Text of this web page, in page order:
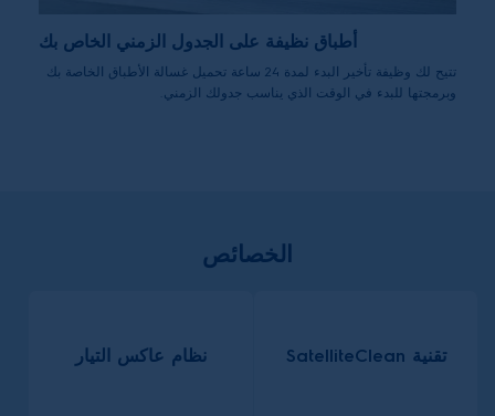
أطباق نظيفة على الجدول الزمني الخاص بك
تتيح لك وظيفة تأخير البدء لمدة 24 ساعة تحميل غسالة الأطباق الخاصة بك
وبرمجتها للبدء في الوقت الذي يناسب جدولك الزمني.
الخصائص
تقنية SatelliteClean نظام عاكس التيار